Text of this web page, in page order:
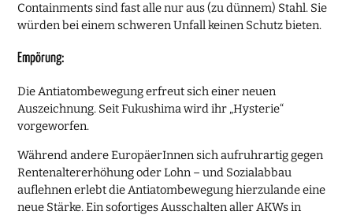
Containments sind fast alle nur aus (zu dünnem) Stahl. Sie
würden bei einem schweren Unfall keinen Schutz bieten.
Empörung:
Die Antiatombewegung erfreut sich einer neuen
Auszeichnung. Seit Fukushima wird ihr „Hysterie“
vorgeworfen.
Während andere EuropäerInnen sich aufruhrartig gegen
Rentenaltererhöhung oder Lohn – und Sozialabbau
auflehnen erlebt die Antiatombewegung hierzulande eine
neue Stärke. Ein sofortiges Ausschalten aller AKWs in